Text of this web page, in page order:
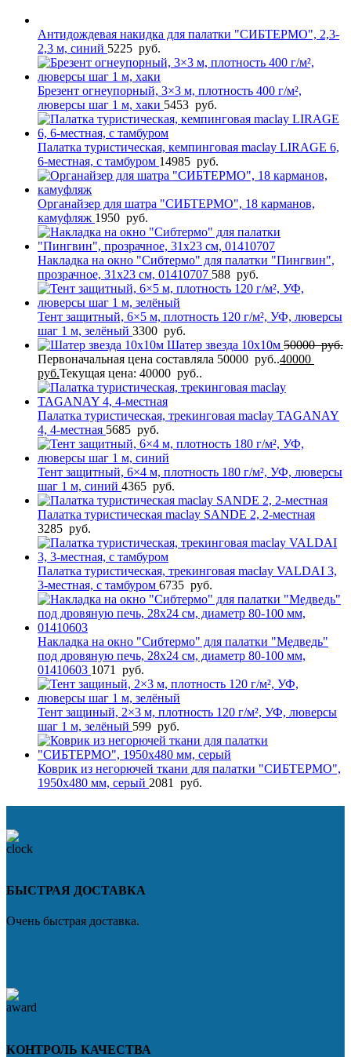
Антидождевая накидка для палатки "СИБТЕРМО", 2,3-
2,3 м, синий 5225 руб.
Брезент огнеупорный, 3×3 м, плотность 400 г/м²,
люверсы шаг 1 м, хаки 5453 руб.
Палатка туристическая, кемпинговая maclay LIRAGE 6,
6-местная, с тамбуром 14985 руб.
Органайзер для шатра "СИБТЕРМО", 18 карманов,
камуфляж 1950 руб.
Накладка на окно "Сибтермо" для палатки "Пингвин",
прозрачное, 31х23 см, 01410707 588 руб.
Тент защитный, 6×5 м, плотность 120 г/м², УФ, люверсы
шаг 1 м, зелёный 3300 руб.
Шатер звезда 10х10м 50000руб.
Первоначальная цена составляла 50000 руб..40000
руб.Текущая цена: 40000 руб..
Палатка туристическая, трекинговая maclay TAGANAY
4, 4-местная 5685 руб.
Тент защитный, 6×4 м, плотность 180 г/м², УФ, люверсы
шаг 1 м, синий 4365 руб.
Палатка туристическая maclay SANDE 2, 2-местная
3285 руб.
Палатка туристическая, трекинговая maclay VALDAI 3,
3-местная, с тамбуром 6735 руб.
Накладка на окно "Сибтермо" для палатки "Медведь"
под дровяную печь, 28х24 см, диаметр 80-100 мм,
01410603 1071 руб.
Тент защиный, 2×3 м, плотность 120 г/м², УФ, люверсы
шаг 1 м, зелёный 599 руб.
Коврик из негорючей ткани для палатки "СИБТЕРМО",
1950x480 мм, серый 2081 руб.
БЫСТРАЯ ДОСТАВКА
Очень быстрая доставка.
КОНТРОЛЬ КАЧЕСТВА